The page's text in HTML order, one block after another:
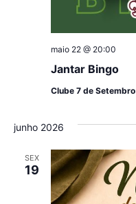
Jantar Bingo
maio 22 @ 20:00
Clube 7 de Setembro
junho 2026
SEX
19